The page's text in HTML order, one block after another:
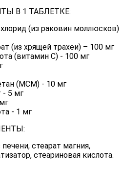
В 1 ТАБЛЕТКЕ:
(из раковин моллюсков)
(из хрящей трахеи) – 100 мг
(витамин C) - 100 мг
(МСМ) - 10 мг
- 5 мг
- 1 мг
стеарат магния,
стеариновая кислота.